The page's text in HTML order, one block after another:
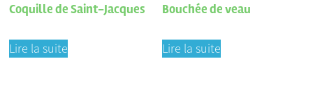
Coquille de Saint-Jacques
Lire la suite
Bouchée de veau
Lire la suite